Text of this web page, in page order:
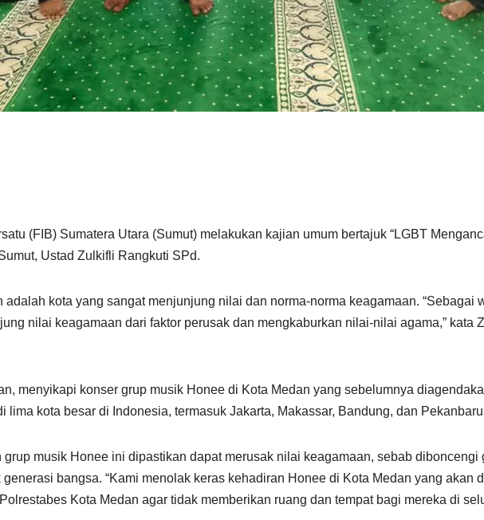
(FIB) Sumatera Utara (Sumut) melakukan kajian umum bertajuk “LGBT
Ustad Zulkifli Rangkuti SPd.
adalah kota yang sangat menjunjung nilai dan norma-norma keagamaan.
nilai keagamaan dari faktor perusak dan mengkaburkan nilai-nilai agama,” kata
menyikapi konser grup musik Honee di Kota Medan yang sebelumnya
lima kota besar di Indonesia, termasuk Jakarta, Makassar, Bandung, dan
grup musik Honee ini dipastikan dapat merusak nilai keagamaan, sebab
bangsa. “Kami menolak keras kehadiran Honee di Kota Medan yang
Kota Medan agar tidak memberikan ruang dan tempat bagi mereka di